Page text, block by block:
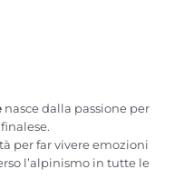
nasce dalla passione per
per far vivere emozioni
l’alpinismo in tutte le